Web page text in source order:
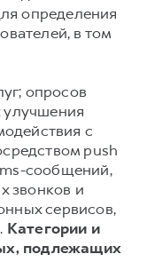
определения
в том
опросов
улучшения
с
push
сообщений,
звонков и
сервисов,
Категории и
подлежащих